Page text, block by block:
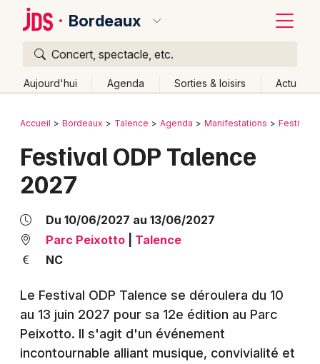
Bordeaux
Concert, spectacle, etc.
Aujourd'hui Agenda Sorties & loisirs Actu
Publier un événement
Grands événements
Activité & Expérience
Foires & salons
Spectacles
Bordeaux
Colmar
Lyon
Marseille
Mulhouse
Montpellier
Nantes
Retour
Accueil Bordeaux Talence Agenda Manifestations Festival
Festival ODP Talence
2027
Du 10/06/2027 au 13/06/2027
Parc Peixotto
Talence
NC
Le Festival ODP Talence se déroulera du 10
au 13 juin 2027 pour sa 12e édition au Parc
Peixotto. Il s'agit d'un événement
incontournable alliant musique, convivialité et
Quoi ?
Où ?
Partout
Près de moi Changer de lieu
Quand ?
Aujourd'hui
Demain Ce week-end